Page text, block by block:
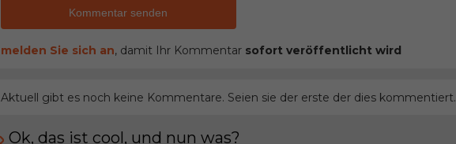
Kommentar senden
melden Sie sich an, damit Ihr Kommentar sofort veröffentlicht wird
Aktuell gibt es noch keine Kommentare. Seien sie der erste der dies kommentiert.
Ok, das ist cool, und nun was?